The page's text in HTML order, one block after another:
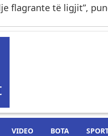
flagrante të ligjit”,
VIDEO BOTA